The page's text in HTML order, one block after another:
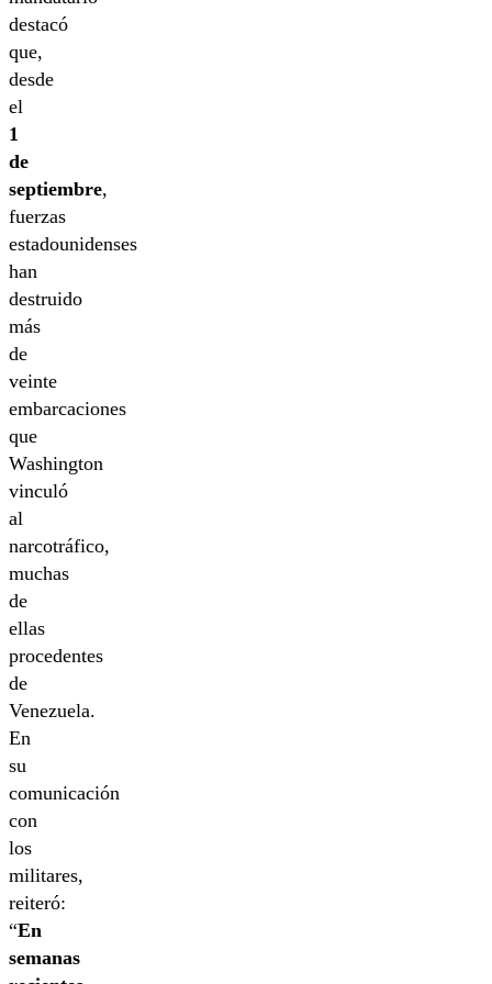
destacó
que,
desde
el
1
de
septiembre,
fuerzas
estadounidenses
han
destruido
más
de
veinte
embarcaciones
que
Washington
vinculó
al
narcotráfico,
muchas
de
ellas
procedentes
de
Venezuela.
En
su
comunicación
con
los
militares,
reiteró:
“En
semanas